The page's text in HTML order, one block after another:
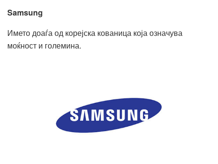
Samsung
Името доаѓа од корејска кованица која означува
моќност и големина.